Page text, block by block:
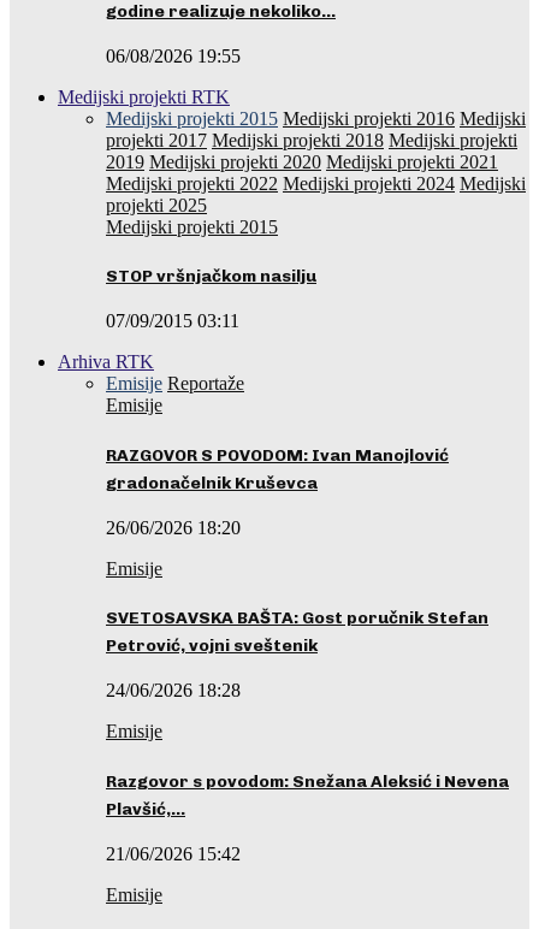
godine realizuje nekoliko…
06/08/2026 19:55
Medijski projekti RTK
Medijski projekti 2015 Medijski projekti 2016 Medijski
projekti 2017 Medijski projekti 2018 Medijski projekti
2019 Medijski projekti 2020 Medijski projekti 2021
Medijski projekti 2022 Medijski projekti 2024 Medijski
projekti 2025
Medijski projekti 2015
STOP vršnjačkom nasilju
07/09/2015 03:11
Arhiva RTK
Emisije Reportaže
Emisije
RAZGOVOR S POVODOM: Ivan Manojlović
gradonačelnik Kruševca
26/06/2026 18:20
Emisije
SVETOSAVSKA BAŠTA: Gost poručnik Stefan
Petrović, vojni sveštenik
24/06/2026 18:28
Emisije
Razgovor s povodom: Snežana Aleksić i Nevena
Plavšić,…
21/06/2026 15:42
Emisije